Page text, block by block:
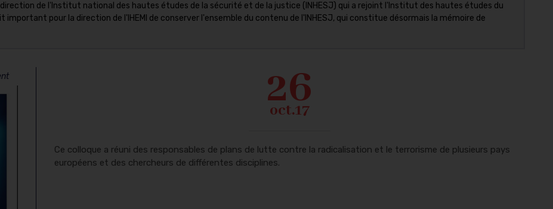
de l'Institut national des hautes études de la sécurité et de la justice (INHESJ) qui a rejoint l'Institut des hautes études du
important pour la direction de l'IHEMI de conserver l'ensemble du contenu de l'INHESJ, qui constitue désormais la mémoire de
26
oct.17
Ce colloque a réuni des responsables de plans de lutte contre la radicalisation et le terrorisme de plusieurs pays
européens et des chercheurs de différentes disciplines.